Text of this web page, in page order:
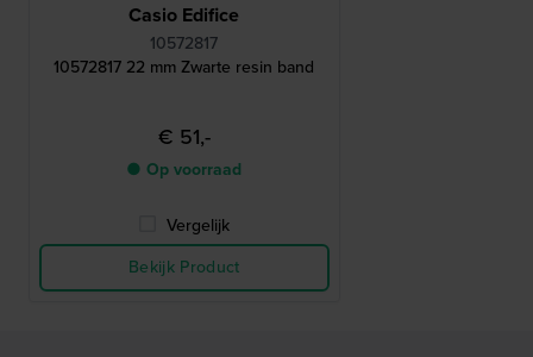
Casio Edifice
10572817
10572817 22 mm Zwarte resin band
€ 51,-
● Op voorraad
Vergelijk
Bekijk Product